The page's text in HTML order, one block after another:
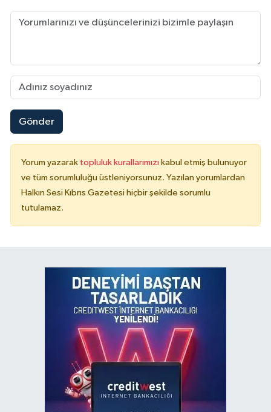
Gönder
Yorum yazarak topluluk kurallarımızı kabul etmiş bulunuyor
ve tüm sorumluluğu üstleniyorsunuz. Yazılan yorumlardan
Halkın Sesi Kıbrıs Gazetesi hiçbir şekilde sorumlu
tutulamaz.